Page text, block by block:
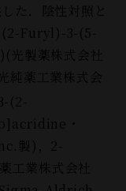
た．陰性対照と
(2-Furyl)-3-(5-
製薬株式会社
純薬工業株式会
(2-
・
製)，2-
業株式会社